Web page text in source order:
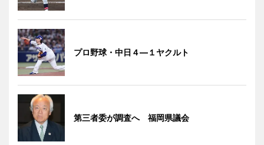
プロ野球・中日４―１ヤクルト
第三者委が調査へ 福岡県議会